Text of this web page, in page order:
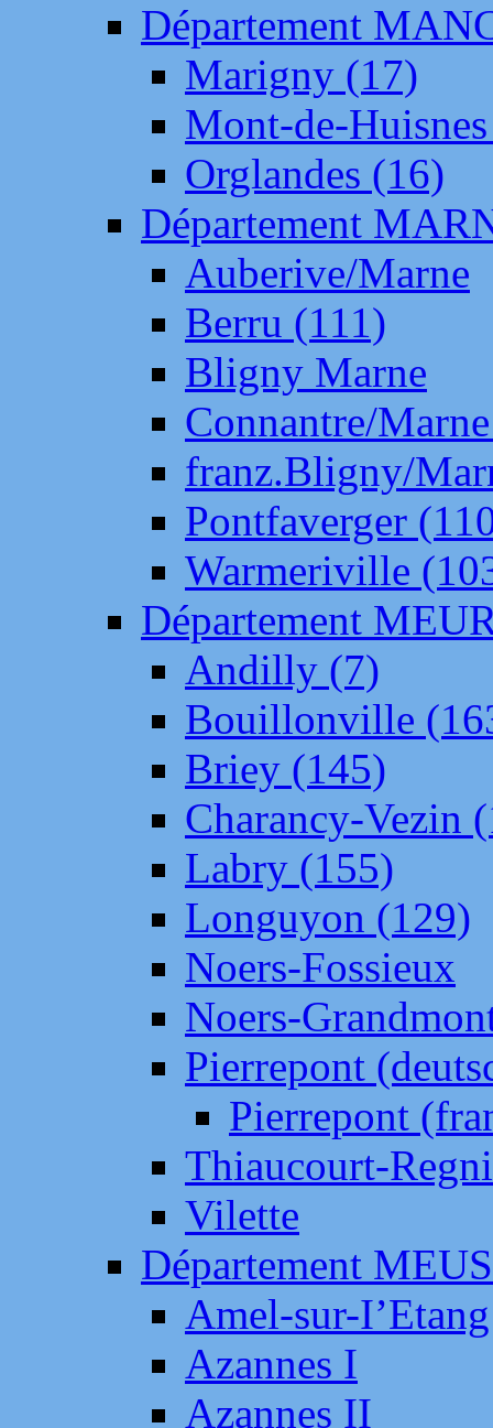
Département
Marigny (17)
Mont-de-
Orglandes (16)
Département
Auberive/Marne
Berru (111)
Bligny Marne
Connantre/
franz.Bligny/
Pontfaverger
Warmeriville
Département
Andilly (7)
Bouillonville
Briey (145)
Charancy-Vezin
Labry (155)
Longuyon (129)
Noers-Fossieux
Noers-
Pierrepont
Pierrepont
Thiaucourt-
Vilette
Département
Amel-sur-
Azannes I
Azannes II